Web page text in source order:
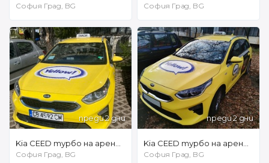
София Град, BG София Град, BG
преди 2 дни
София Град, BG
преди 2 дни
София Град, BG